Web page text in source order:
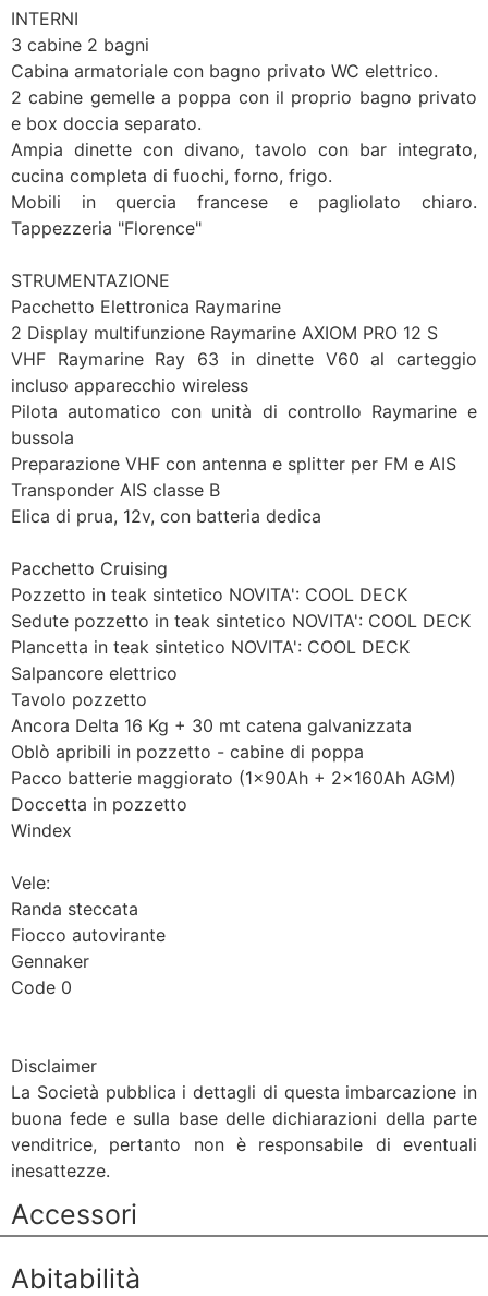
INTERNI
3 cabine 2 bagni
Cabina armatoriale con bagno privato WC elettrico.
2 cabine gemelle a poppa con il proprio bagno privato
e box doccia separato.
Ampia dinette con divano, tavolo con bar integrato,
cucina completa di fuochi, forno, frigo.
Mobili in quercia francese e pagliolato chiaro.
Tappezzeria "Florence"
STRUMENTAZIONE
Pacchetto Elettronica Raymarine
2 Display multifunzione Raymarine AXIOM PRO 12 S
VHF Raymarine Ray 63 in dinette V60 al carteggio
incluso apparecchio wireless
Pilota automatico con unità di controllo Raymarine e
bussola
Preparazione VHF con antenna e splitter per FM e AIS
Transponder AIS classe B
Elica di prua, 12v, con batteria dedica
Pacchetto Cruising
Pozzetto in teak sintetico NOVITA': COOL DECK
Sedute pozzetto in teak sintetico NOVITA': COOL DECK
Plancetta in teak sintetico NOVITA': COOL DECK
Salpancore elettrico
Tavolo pozzetto
Ancora Delta 16 Kg + 30 mt catena galvanizzata
Oblò apribili in pozzetto - cabine di poppa
Pacco batterie maggiorato (1x90Ah + 2x160Ah AGM)
Doccetta in pozzetto
Windex
Vele:
Randa steccata
Fiocco autovirante
Gennaker
Code 0
Disclaimer
La Società pubblica i dettagli di questa imbarcazione in
buona fede e sulla base delle dichiarazioni della parte
venditrice, pertanto non è responsabile di eventuali
inesattezze.
Accessori
Abitabilità